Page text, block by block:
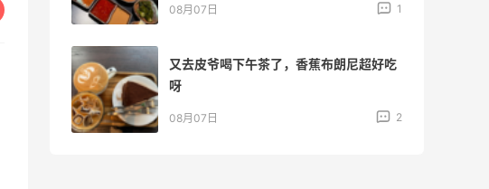
08月07日 1
又去皮爷喝下午茶了，香蕉布朗尼超好吃
呀
08月07日 2